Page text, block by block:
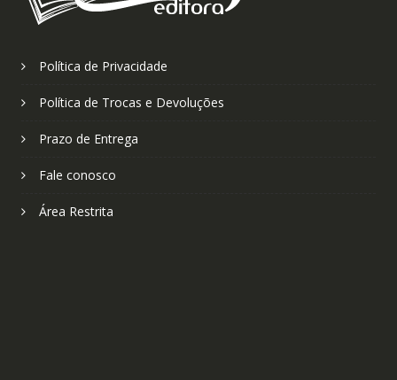
Política de Privacidade
Política de Trocas e Devoluções
Prazo de Entrega
Fale conosco
Área Restrita